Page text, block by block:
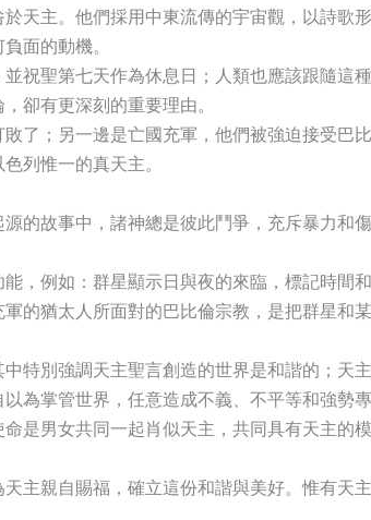
天主。他們採用中東流傳的宇宙觀，以詩歌
面的動機。
祝聖第七天作為休息日；人類也應該跟隨這
卻有更深刻的重要理由。
了；另一邊是亡國充軍，他們被強迫接受巴
列惟一的真天主。
的故事中，諸神總是彼此鬥爭，充斥暴力和
，例如：群星顯示日與夜的來臨，標記時間
的猶太人所面對的巴比倫宗教，是把群星和
特別強調天主聖言創造的世界是和諧的；天
為掌管世界，任意造成不義、不平等和強勢
是男女共同一起肖似天主，共同具有天主的
主親自賜福，確立這份和諧與美好。惟有天